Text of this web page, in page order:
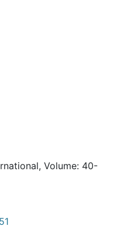
Volume: 40-